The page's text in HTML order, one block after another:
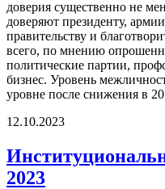
доверия существенно не
доверяют президенту,
правительству и
всего, по мнению
политические партии,
бизнес. Уровень
уровне после снижения в
12.10.2023
2023